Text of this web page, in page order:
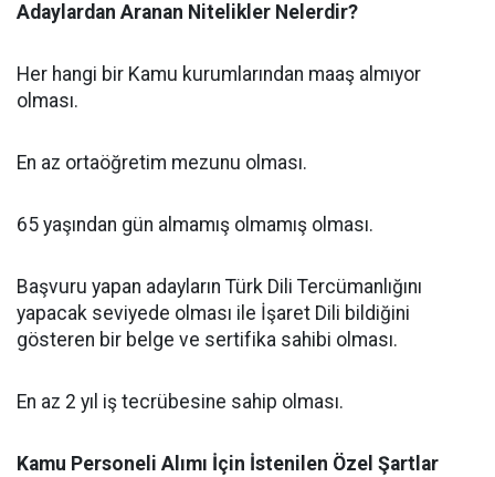
Adaylardan Aranan Nitelikler Nelerdir?
Her hangi bir Kamu kurumlarından maaş almıyor
olması.
En az ortaöğretim mezunu olması.
65 yaşından gün almamış olmamış olması.
Başvuru yapan adayların Türk Dili Tercümanlığını
yapacak seviyede olması ile İşaret Dili bildiğini
gösteren bir belge ve sertifika sahibi olması.
En az 2 yıl iş tecrübesine sahip olması.
Kamu Personeli Alımı İçin İstenilen Özel Şartlar